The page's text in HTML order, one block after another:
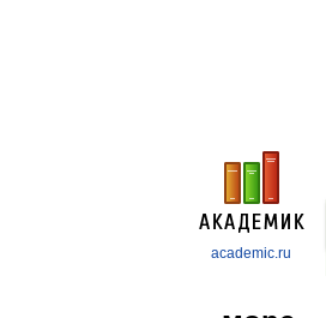
academic.ru